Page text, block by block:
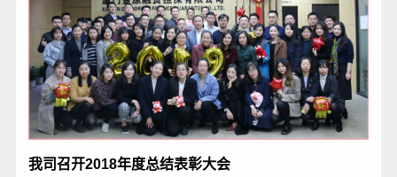
我司召开2018年度总结表彰大会